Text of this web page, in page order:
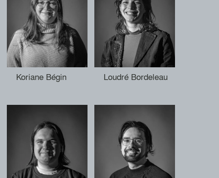
Koriane Bégin Loudré Bordeleau